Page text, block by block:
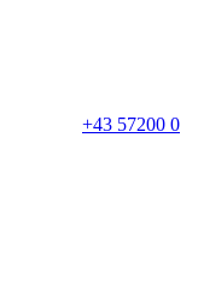
+43 57200 0